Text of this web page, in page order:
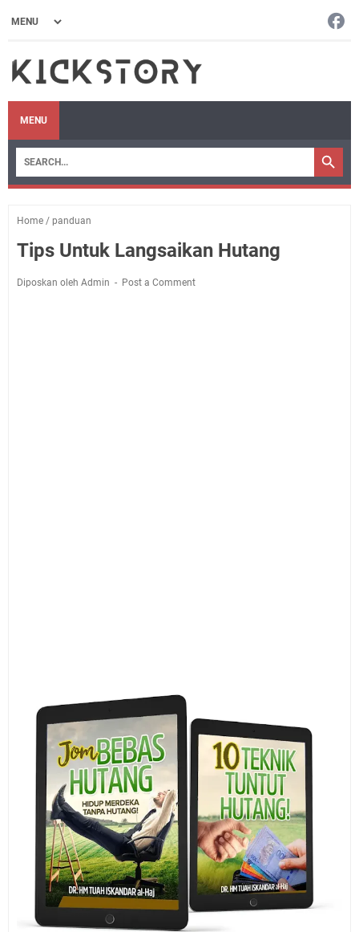
MENU
Home / panduan
Tips Untuk Langsaikan Hutang
Diposkan oleh Admin Post a Comment